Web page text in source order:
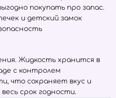
покупать про запас.
и детский замок
Жидкость хранится в
с контролем
что сохраняет вкус и
срок годности.